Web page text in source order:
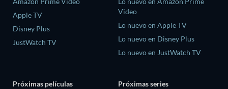
Apple TV
Disney Plus
JustWatch TV
Video
Lo nuevo en Apple TV
Lo nuevo en Disney Plus
Lo nuevo en JustWatch TV
Próximas películas
Próximas series